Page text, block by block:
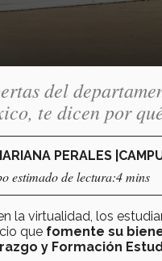
del
te dicen por
PERALES
estimado de lectura:4 mins
la virtualidad, los
que fomente su
y Formación